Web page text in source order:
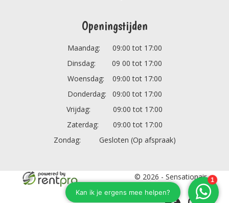
Openingstijden
Maandag: 09:00 tot 17:00
Dinsdag: 09 00 tot 17:00
Woensdag: 09:00 tot 17:00
Donderdag: 09:00 tot 17:00
Vrijdag: 09:00 tot 17:00
Zaterdag: 09:00 tot 17:00
Zondag: Gesloten (Op afspraak)
© 2026 - Sensationair
B.V.
facebookinstagram